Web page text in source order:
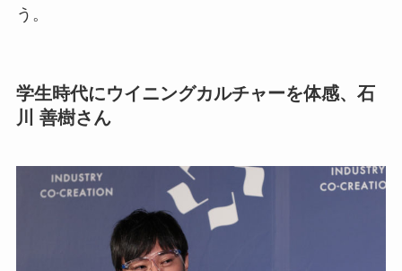
う。
学生時代にウイニングカルチャーを体感、石
川 善樹さん